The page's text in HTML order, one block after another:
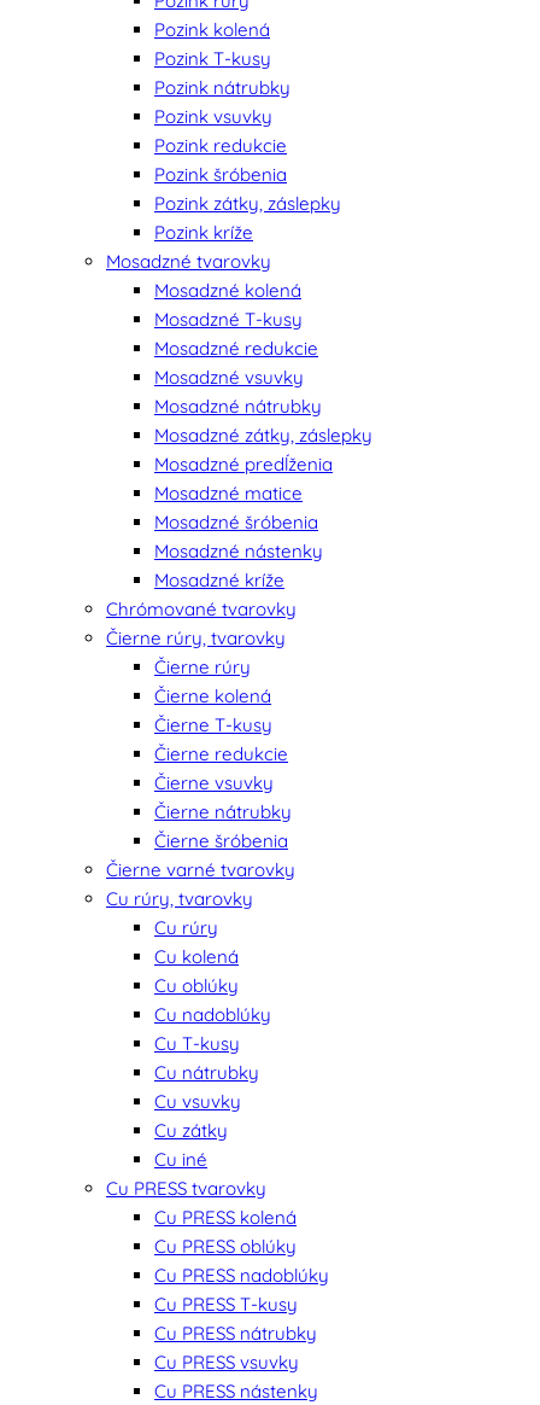
Pozink kolená
Pozink T-kusy
Pozink nátrubky
Pozink vsuvky
Pozink redukcie
Pozink šróbenia
Pozink zátky, záslepky
Pozink kríže
Mosadzné tvarovky
Mosadzné kolená
Mosadzné T-kusy
Mosadzné redukcie
Mosadzné vsuvky
Mosadzné nátrubky
Mosadzné zátky, záslepky
Mosadzné predĺženia
Mosadzné matice
Mosadzné šróbenia
Mosadzné nástenky
Mosadzné kríže
Chrómované tvarovky
Čierne rúry, tvarovky
Čierne rúry
Čierne kolená
Čierne T-kusy
Čierne redukcie
Čierne vsuvky
Čierne nátrubky
Čierne šróbenia
Čierne varné tvarovky
Cu rúry, tvarovky
Cu rúry
Cu kolená
Cu oblúky
Cu nadoblúky
Cu T-kusy
Cu nátrubky
Cu vsuvky
Cu zátky
Cu iné
Cu PRESS tvarovky
Cu PRESS kolená
Cu PRESS oblúky
Cu PRESS nadoblúky
Cu PRESS T-kusy
Cu PRESS nátrubky
Cu PRESS vsuvky
Cu PRESS nástenky